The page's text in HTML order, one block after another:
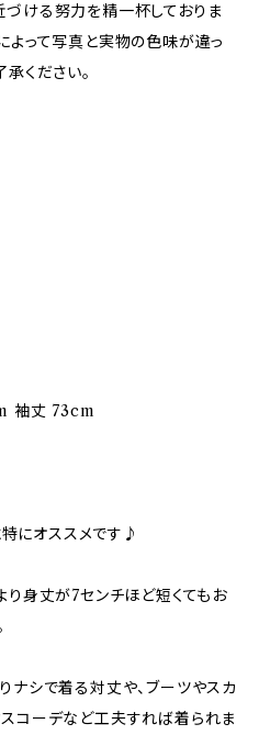
ける努力を精一杯しておりま
よって写真と実物の色味が違っ
ください。
袖丈 73cm
にオススメです♪
り身丈が7センチほど短くてもお
ナシで着る対丈や、ブーツやスカ
コーデなど工夫すれば着られま